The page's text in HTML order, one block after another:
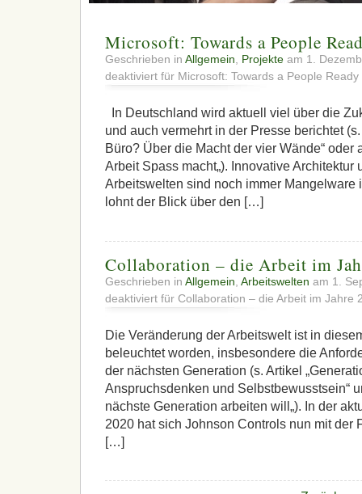
Microsoft: Towards a People
Geschrieben in Allgemein Projekte am 1.
deaktiviert für Microsoft: Towards a People
In Deutschland wird aktuell viel über die
und auch vermehrt in der Presse berichtet
Büro? Über die Macht der vier Wände“ oder
Arbeit Spass macht„). Innovative Architektur
Arbeitswelten sind noch immer Mangelware
lohnt der Blick über den […]
Collaboration – die Arbeit im
Geschrieben in Allgemein Arbeitswelten am 1.
deaktiviert für Collaboration – die Arbeit im Jahre
Die Veränderung der Arbeitswelt ist in
beleuchtet worden, insbesondere die
der nächsten Generation (s. Artikel
Anspruchsdenken und Selbstbewusstsein“
nächste Generation arbeiten will„). In der
2020 hat sich Johnson Controls nun mit der
[…]